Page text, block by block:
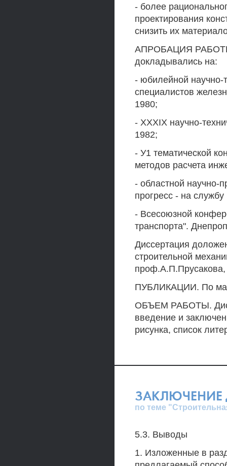
- более
проектирования
снизить их
АПРОБАЦИЯ РАБОТЫ.
докладывались на:
- юбилейной научно-
специалистов
1980;
- XXXIX научно-
1982;
- У1 тематической
методов расчета
- областной научно-
прогресс - на
- Всесоюзной
транспорта".
Диссертация
строительной
ПУБЛИКАЦИИ. По
ОБЪЕМ РАБОТЫ.
введение и
рисунка, список
ЗАКЛЮЧЕНИЕ
по теме
5.3. Выводы
1. Изложенные в